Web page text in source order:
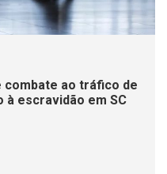
combate ao tráfico de
à escravidão em SC